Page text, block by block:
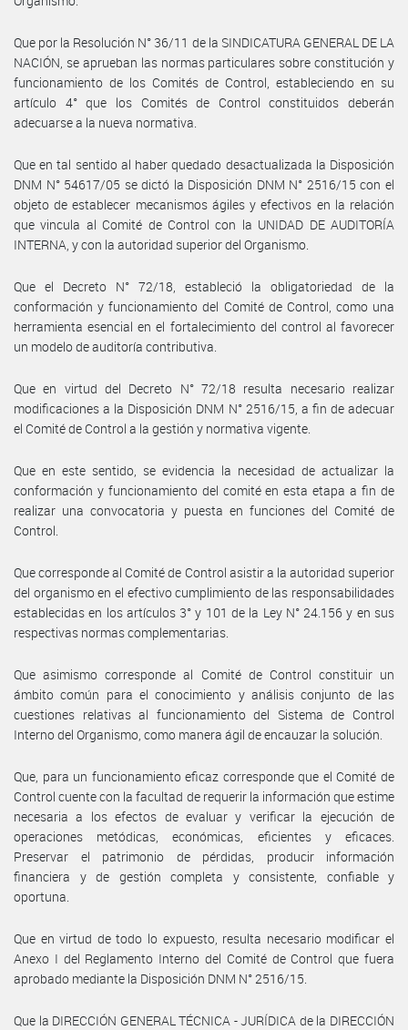
Que por la Resolución N° 36/11 de la SINDICATURA GENERAL DE LA
NACIÓN, se aprueban las normas particulares sobre constitución y
funcionamiento de los Comités de Control, estableciendo en su
artículo 4° que los Comités de Control constituidos deberán
adecuarse a la nueva normativa.
Que en tal sentido al haber quedado desactualizada la Disposición
DNM N° 54617/05 se dictó la Disposición DNM N° 2516/15 con el
objeto de establecer mecanismos ágiles y efectivos en la relación
que vincula al Comité de Control con la UNIDAD DE AUDITORÍA
INTERNA, y con la autoridad superior del Organismo.
Que el Decreto N° 72/18, estableció la obligatoriedad de la
conformación y funcionamiento del Comité de Control, como una
herramienta esencial en el fortalecimiento del control al favorecer
un modelo de auditoría contributiva.
Que en virtud del Decreto N° 72/18 resulta necesario realizar
modificaciones a la Disposición DNM N° 2516/15, a fin de adecuar
el Comité de Control a la gestión y normativa vigente.
Que en este sentido, se evidencia la necesidad de actualizar la
conformación y funcionamiento del comité en esta etapa a fin de
realizar una convocatoria y puesta en funciones del Comité de
Control.
Que corresponde al Comité de Control asistir a la autoridad superior
del organismo en el efectivo cumplimiento de las responsabilidades
establecidas en los artículos 3° y 101 de la Ley N° 24.156 y en sus
respectivas normas complementarias.
Que asimismo corresponde al Comité de Control constituir un
ámbito común para el conocimiento y análisis conjunto de las
cuestiones relativas al funcionamiento del Sistema de Control
Interno del Organismo, como manera ágil de encauzar la solución.
Que, para un funcionamiento eficaz corresponde que el Comité de
Control cuente con la facultad de requerir la información que estime
necesaria a los efectos de evaluar y verificar la ejecución de
operaciones metódicas, económicas, eficientes y eficaces.
Preservar el patrimonio de pérdidas, producir información
financiera y de gestión completa y consistente, confiable y
oportuna.
Que en virtud de todo lo expuesto, resulta necesario modificar el
Anexo I del Reglamento Interno del Comité de Control que fuera
aprobado mediante la Disposición DNM N° 2516/15.
Que la DIRECCIÓN GENERAL TÉCNICA - JURÍDICA de la DIRECCIÓN